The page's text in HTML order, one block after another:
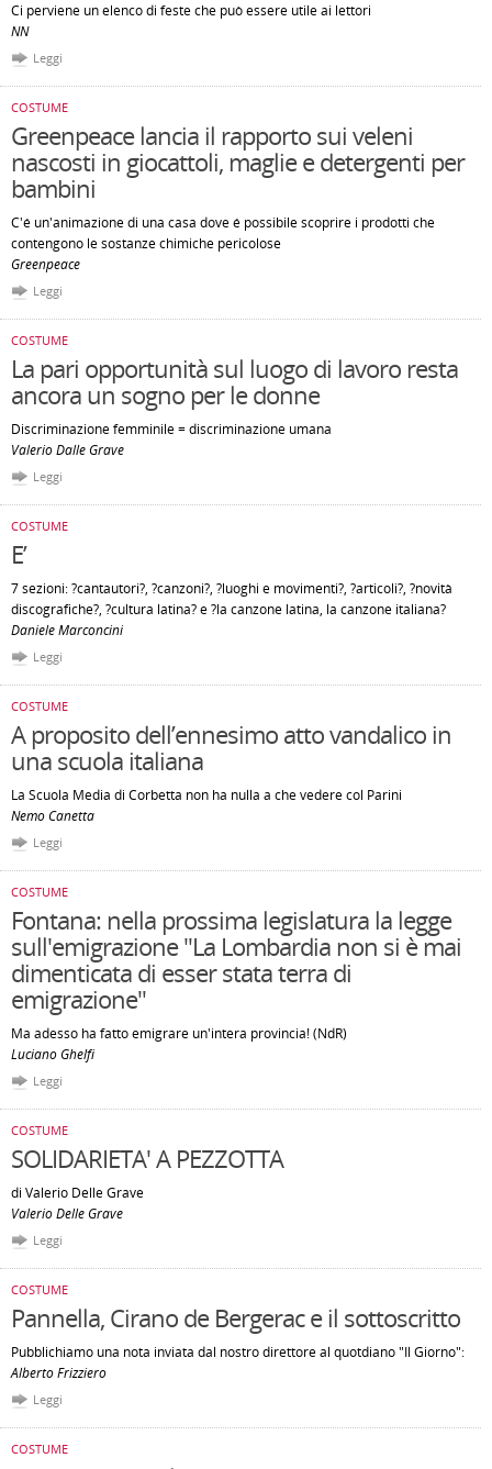
Ci perviene un elenco di feste che può essere utile ai lettori
NN
Leggi
COSTUME
Greenpeace lancia il rapporto sui veleni
nascosti in giocattoli, maglie e detergenti per
bambini
C'é un'animazione di una casa dove é possibile scoprire i prodotti che
contengono le sostanze chimiche pericolose
Greenpeace
Leggi
COSTUME
La pari opportunità sul luogo di lavoro resta
ancora un sogno per le donne
Discriminazione femminile = discriminazione umana
Valerio Dalle Grave
Leggi
COSTUME
E’
7 sezioni: ?cantautori?, ?canzoni?, ?luoghi e movimenti?, ?articoli?, ?novità
discografiche?, ?cultura latina? e ?la canzone latina, la canzone italiana?
Daniele Marconcini
Leggi
COSTUME
A proposito dell’ennesimo atto vandalico in
una scuola italiana
La Scuola Media di Corbetta non ha nulla a che vedere col Parini
Nemo Canetta
Leggi
COSTUME
Fontana: nella prossima legislatura la legge
sull'emigrazione "La Lombardia non si è mai
dimenticata di esser stata terra di
emigrazione"
Ma adesso ha fatto emigrare un'intera provincia! (NdR)
Luciano Ghelfi
Leggi
COSTUME
SOLIDARIETA' A PEZZOTTA
di Valerio Delle Grave
Valerio Delle Grave
Leggi
COSTUME
Pannella, Cirano de Bergerac e il sottoscritto
Pubblichiamo una nota inviata dal nostro direttore al quotdiano "Il Giorno":
Alberto Frizziero
Leggi
COSTUME